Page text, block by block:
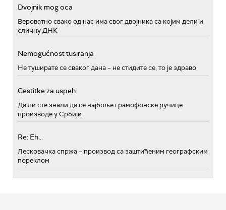
Dvojnik mog oca
Вероватно свако од нас има свог двојника са којим дели и
сличну ДНК
Nemogućnost tusiranja
Не туширате се сваког дана – не стидите се, то је здраво
Cestitke za uspeh
Да ли сте знали да се најбоље грамофонске ручице
производе у Србији
Re: Eh...
Лесковачка спржа – производ са заштићеним географским
пореклом